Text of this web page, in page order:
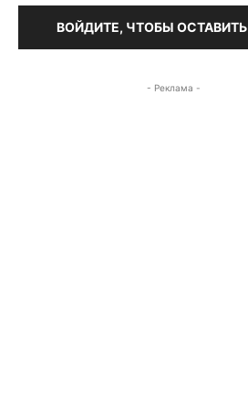
ВОЙДИТЕ, ЧТОБЫ
- Реклама -